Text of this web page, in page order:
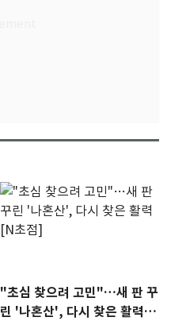
"초심 찾으려 고민"…새 판 꾸
린 '나혼산', 다시 찾은 활력